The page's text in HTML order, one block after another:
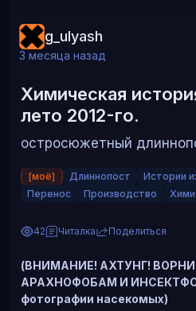
А тут муж решил съесть хоть
Подробности про это место
g_ulyash
3 месяца назад
Химическая
лето 2012-го.
остросюжетный
[моё] Длиннопост Истории
Перенос
Производство
42 Читалка Поделиться
(ВНИМАНИЕ! АХТУНГ!
АРАХНОФОБАМ И
фотографии насекомых)